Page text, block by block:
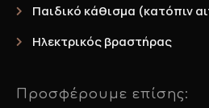
Παιδικό κάθισμα (κατόπιν
Ηλεκτρικός βραστήρας
Προσφέρουμε επίσης: